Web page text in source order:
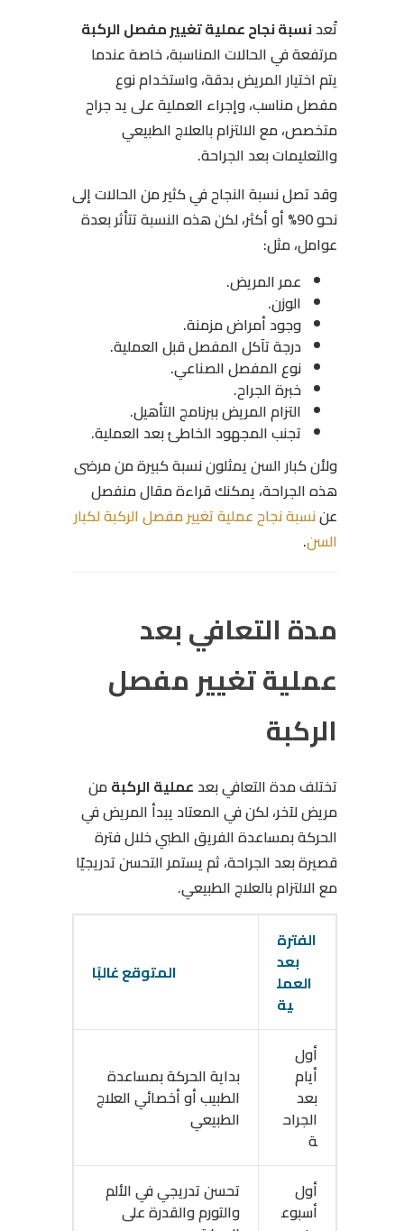
تُعدنسبة نجاح عملية تغيير مفصل الركبة
مرتفعة في الحالات المناسبة، خاصة عندما
يتم اختيار المريض بدقة، واستخدام نوع
مفصل مناسب، وإجراء العملية على يد جراح
متخصص، مع الالتزام بالعلاج الطبيعي
والتعليمات بعد الجراحة.
وقد تصل نسبة النجاح في كثير من الحالات إلى
نحو 90% أو أكثر، لكن هذه النسبة تتأثر بعدة
عوامل، مثل:
عمر المريض.
الوزن.
وجود أمراض مزمنة.
درجة تآكل المفصل قبل العملية.
نوع المفصل الصناعي.
خبرة الجراح.
التزام المريض ببرنامج التأهيل.
تجنب المجهود الخاطئ بعد العملية.
ولأن كبار السن يمثلون نسبة كبيرة من مرضى
هذه الجراحة، يمكنك قراءة مقال منفصل
عننسبة نجاح عملية تغيير مفصل الركبة لكبار
السن.
مدة التعافي بعد
عملية تغيير مفصل
الركبة
تختلف مدة التعافي بعد عملية الركبةمن
مريض لآخر، لكن في المعتاد يبدأ المريض في
الحركة بمساعدة الفريق الطبي خلال فترة
قصيرة بعد الجراحة، ثم يستمر التحسن تدريجيًا
مع الالتزام بالعلاج الطبيعي.
الفترة
بعد
العمل
ية
المتوقع غالبًا
أول
أيام
بعد
الجراح
ة
بداية الحركة بمساعدة
الطبيب أو أخصائي العلاج
الطبيعي
أول
أسبوع
تحسن تدريجي في الألم
والتورم والقدرة على